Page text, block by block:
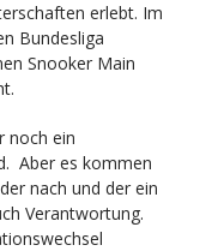
erlebt. Im
Bundesliga
Snooker Main
noch ein
Aber es kommen
nach und der ein
Verantwortung.